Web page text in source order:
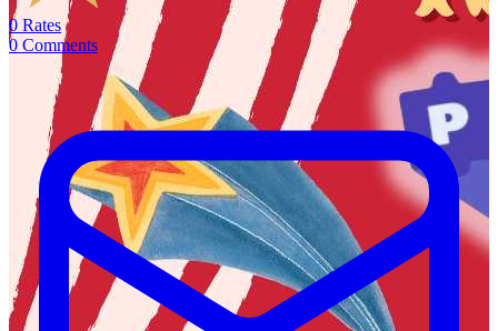
0 Rates
0 Comments